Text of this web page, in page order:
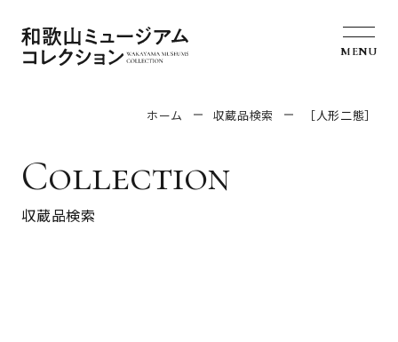
MENU
ホーム 収蔵品検索 ［人形二態］
Collection
収蔵品検索